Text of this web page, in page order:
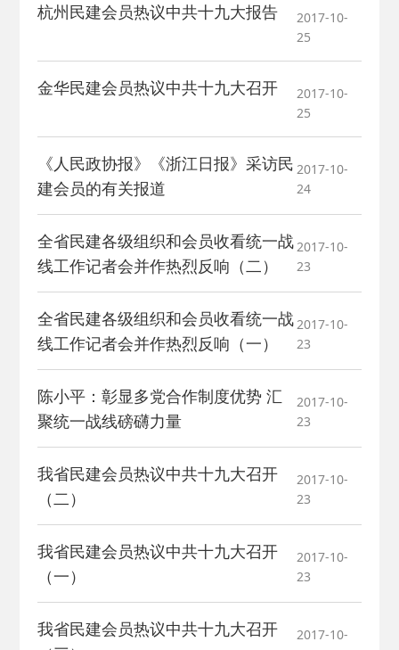
杭州民建会员热议中共十九大报告
2017-10-
25
金华民建会员热议中共十九大召开
2017-10-
25
《人民政协报》《浙江日报》采访民
建会员的有关报道
2017-10-
24
全省民建各级组织和会员收看统一战
线工作记者会并作热烈反响（二）
2017-10-
23
全省民建各级组织和会员收看统一战
线工作记者会并作热烈反响（一）
2017-10-
23
陈小平：彰显多党合作制度优势 汇
聚统一战线磅礴力量
2017-10-
23
我省民建会员热议中共十九大召开
（二）
2017-10-
23
我省民建会员热议中共十九大召开
（一）
2017-10-
23
我省民建会员热议中共十九大召开
2017-10-